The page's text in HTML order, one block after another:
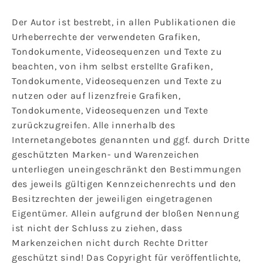
Der Autor ist bestrebt, in allen Publikationen die
Urheberrechte der verwendeten Grafiken,
Tondokumente, Videosequenzen und Texte zu
beachten, von ihm selbst erstellte Grafiken,
Tondokumente, Videosequenzen und Texte zu
nutzen oder auf lizenzfreie Grafiken,
Tondokumente, Videosequenzen und Texte
zurückzugreifen. Alle innerhalb des
Internetangebotes genannten und ggf. durch Dritte
geschützten Marken- und Warenzeichen
unterliegen uneingeschränkt den Bestimmungen
des jeweils gültigen Kennzeichenrechts und den
Besitzrechten der jeweiligen eingetragenen
Eigentümer. Allein aufgrund der bloßen Nennung
ist nicht der Schluss zu ziehen, dass
Markenzeichen nicht durch Rechte Dritter
geschützt sind! Das Copyright für veröffentlichte,